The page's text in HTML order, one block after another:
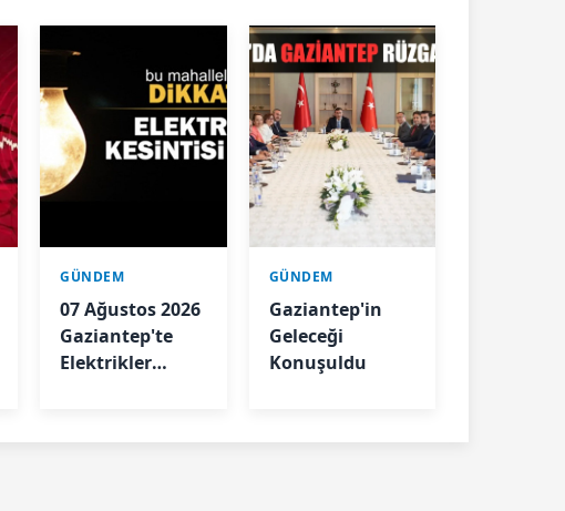
GÜNDEM
07 Ağustos 2026
Gaziantep'te
Elektrikler
GÜNDEM
Gaziantep'in
Geleceği
Konuşuldu